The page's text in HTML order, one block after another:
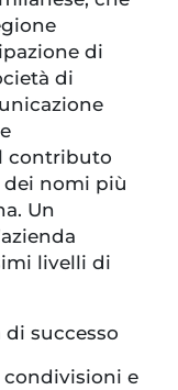
di
di
contributo
dei nomi più
Un
livelli di
successo
condivisioni e